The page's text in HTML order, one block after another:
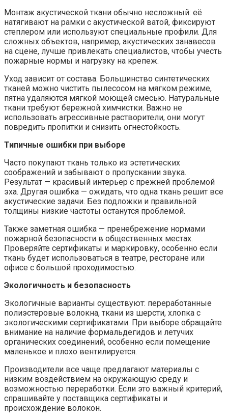
Монтаж акустической ткани обычно несложный: её
натягивают на рамки с акустической ватой, фиксируют
степлером или используют специальные профили. Для
сложных объектов, например, акустических занавесов
на сцене, лучше привлекать специалистов, чтобы учесть
пожарные нормы и нагрузку на крепеж.
Уход зависит от состава. Большинство синтетических
тканей можно чистить пылесосом на мягком режиме,
пятна удаляются мягкой моющей смесью. Натуральные
ткани требуют бережной химчистки. Важно не
использовать агрессивные растворители, они могут
повредить пропитки и снизить огнестойкость.
Типичные ошибки при выборе
Часто покупают ткань только из эстетических
соображений и забывают о пропускании звука.
Результат — красивый интерьер с прежней проблемой
эха. Другая ошибка — ожидать, что одна ткань решит все
акустические задачи. Без подложки и правильной
толщины низкие частоты останутся проблемой.
Также заметная ошибка — пренебрежение нормами
пожарной безопасности в общественных местах.
Проверяйте сертификаты и маркировку, особенно если
ткань будет использоваться в театре, ресторане или
офисе с большой проходимостью.
Экологичность и безопасность
Экологичные варианты существуют: переработанные
полиэстеровые волокна, ткани из шерсти, хлопка с
экологическими сертификатами. При выборе обращайте
внимание на наличие формальдегидов и летучих
органических соединений, особенно если помещение
маленькое и плохо вентилируется.
Производители все чаще предлагают материалы с
низким воздействием на окружающую среду и
возможностью переработки. Если это важный критерий,
спрашивайте у поставщика сертификаты и
происхождение волокон.